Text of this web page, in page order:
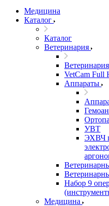
Медицина
Каталог
Каталог
Ветеринария
Ветеринария
VetCam Full
Аппараты
УВТ
ЭХВЧ
Набор 9
Медицина